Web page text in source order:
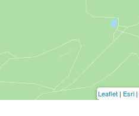
Leaflet | Esri |